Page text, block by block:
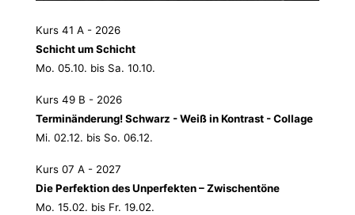
Kurs 41 A - 2026
Schicht um Schicht
Mo. 05.10. bis Sa. 10.10.
Kurs 49 B - 2026
Terminänderung! Schwarz - Weiß in Kontrast - Collage
Mi. 02.12. bis So. 06.12.
Kurs 07 A - 2027
Die Perfektion des Unperfekten – Zwischentöne
Mo. 15.02. bis Fr. 19.02.